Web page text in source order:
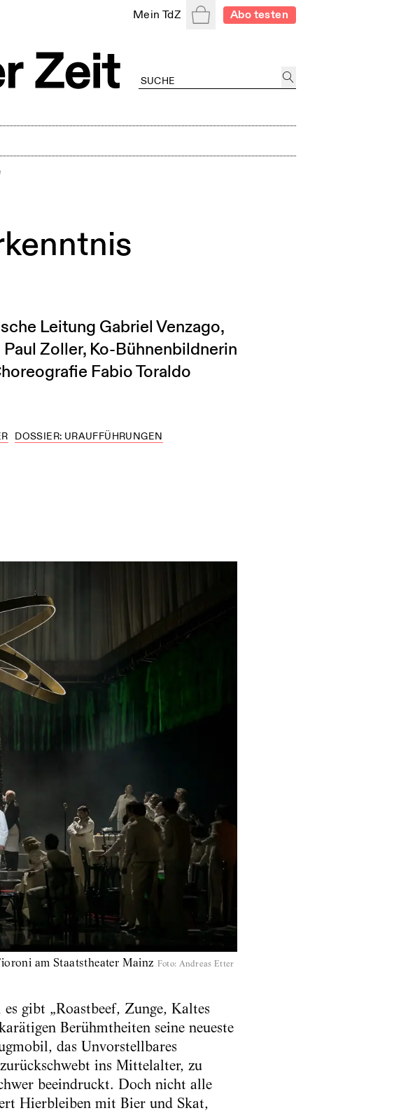
Mein TdZ WarenkorbAbo testen
Leitung Gabriel Venzago,
Zoller, Ko-Bühnenbildnerin
Fabio Toraldo
DOSSIER: URAUFFÜHRUNGEN
am Staatstheater Mainz Foto: Andreas Etter
gibt „Roastbeef, Zunge, Kaltes
Berühmtheiten seine neueste
das Unvorstellbares
ins Mittelalter, zu
beeindruckt. Doch nicht alle
Hierbleiben mit Bier und Skat,